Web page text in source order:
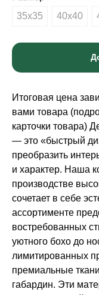
35х35
40х40
Итоговая цена
вами товара
карточки товара)
— это «быстрый
преобразить
и характер. Наша
производстве
сочетает в себе
ассортименте
востребованных
уютного бохо до
лимитированных
премиальные
габардин. Эти